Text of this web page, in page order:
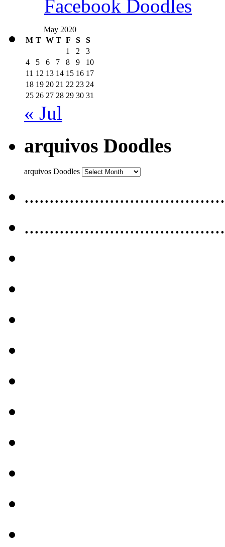
Facebook Doodles
May 2020
M T W T F S
S
1
2
3
4
5 6 7 8 9
10
11 12 13 14 15 16 17
18 19 20 21 22 23 24
25 26 27 28 29 30 31
« Jul
arquivos Doodles
arquivos Doodles